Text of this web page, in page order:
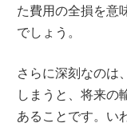
た費用の全損を意
でしょう。
さらに深刻なのは
しまうと、将来の
あることです。い